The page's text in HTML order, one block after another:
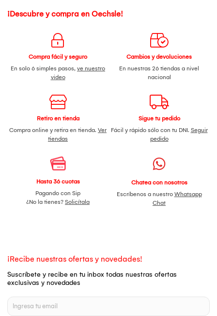
¡Descubre y compra en Oechsle!
Compra fácil y seguro
En solo 6 simples pasos, ve nuestro
video
Cambios y devoluciones
En nuestras 26 tiendas a nivel
nacional
Retiro en tienda
Compra online y retira en tienda. Ver
tiendas
Sigue tu pedido
Fácil y rápido sólo con tu DNI. Seguir
pedido
Hasta 36 cuotas
Pagando con Sip
¿No la tienes? Solicítala
Chatea con nosotros
Escríbenos a nuestro Whatsapp
Chat
¡Recibe nuestras ofertas y novedades!
Suscríbete y recibe en tu inbox todas nuestras ofertas
exclusivas y novedades